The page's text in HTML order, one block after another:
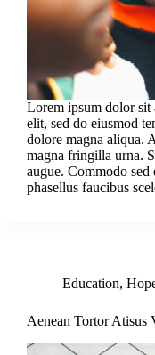
Lorem ipsum dolor sit
elit, sed do eiusmod
dolore magna aliqua.
magna fringilla urna.
augue. Commodo sed
phasellus faucibus
Education,
Aenean Tortor Atisus